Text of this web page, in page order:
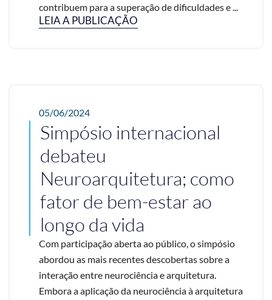
contribuem para a superação de dificuldades e ...
LEIA A PUBLICAÇÃO
05/06/2024
Simpósio internacional
debateu
Neuroarquitetura; como
fator de bem-estar ao
longo da vida
Com participação aberta ao público, o simpósio
abordou as mais recentes descobertas sobre a
interação entre neurociência e arquitetura.
Embora a aplicação da neurociência à arquitetura